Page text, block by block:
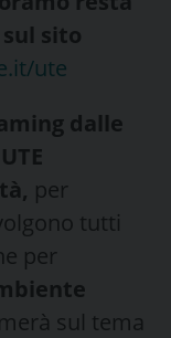
sito
ute
dalle
per
tutti
per
sul tema